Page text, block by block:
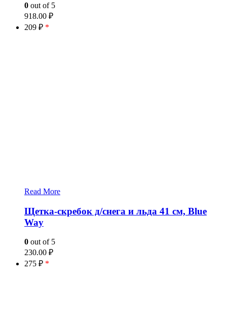
0 out of 5
918.00 ₽
209 ₽ *
Read More
Щетка-скребок д/снега и льда 41 см, Blue
Way
0 out of 5
230.00 ₽
275 ₽ *